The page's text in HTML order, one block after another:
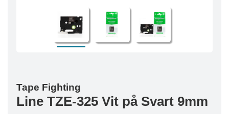
Tape Fighting
Line TZE-325 Vit på Svart 9mm